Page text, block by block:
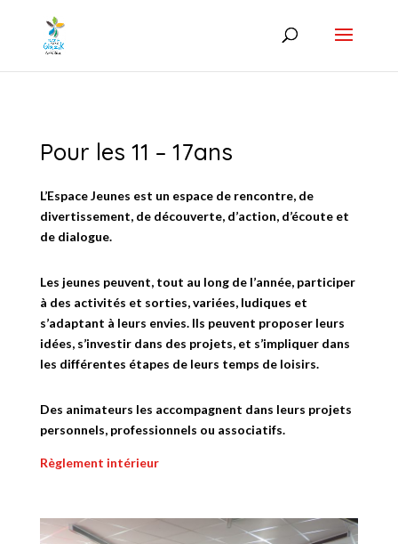
Pour les 11 – 17ans
L’Espace Jeunes est un espace de rencontre, de
divertissement, de découverte, d’action, d’écoute et
de dialogue.
Les jeunes peuvent, tout au long de l’année, participer
à des activités et sorties, variées, ludiques et
s’adaptant à leurs envies. Ils peuvent proposer leurs
idées, s’investir dans des projets, et s’impliquer dans
les différentes étapes de leurs temps de loisirs.
Des animateurs les accompagnent dans leurs projets
personnels, professionnels ou associatifs.
Règlement intérieur